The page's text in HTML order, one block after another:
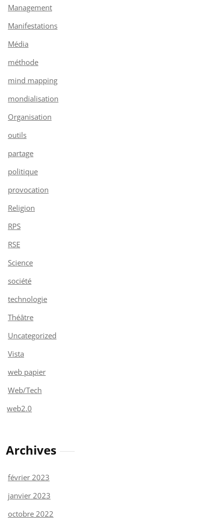
Management
Manifestations
Média
méthode
mind mapping
mondialisation
Organisation
outils
partage
politique
provocation
Religion
RPS
RSE
Science
société
technologie
Théâtre
Uncategorized
Vista
web papier
Web/Tech
web2.0
Archives
février 2023
janvier 2023
octobre 2022